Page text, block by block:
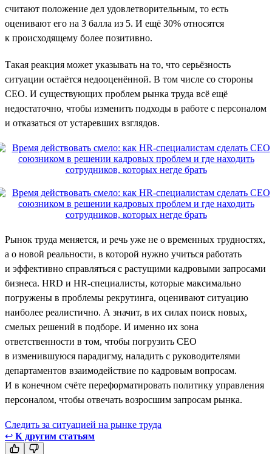
считают положение дел удовлетворительным, то есть
оценивают его на 3 балла из 5. И ещё 30% относятся
к происходящему более позитивно.
Такая реакция может указывать на то, что серьёзность
ситуации остаётся недооценённой. В том числе со стороны
CEO. И существующих проблем рынка труда всё ещё
недостаточно, чтобы изменить подходы в работе с персоналом
и отказаться от устаревших взглядов.
Рынок труда меняется, и речь уже не о временных трудностях,
а о новой реальности, в которой нужно учиться работать
и эффективно справляться с растущими кадровыми запросами
бизнеса. HRD и HR-специалисты, которые максимально
погружены в проблемы рекрутинга, оценивают ситуацию
наиболее реалистично. А значит, в их силах поиск новых,
смелых решений в подборе. И именно их зона
ответственности в том, чтобы погрузить CEO
в изменившуюся парадигму, наладить с руководителями
департаментов взаимодействие по кадровым вопросам.
И в конечном счёте переформатировать политику управления
персоналом, чтобы отвечать возросшим запросам рынка.
Следить за ситуацией на рынке труда
↩ К другим статьям